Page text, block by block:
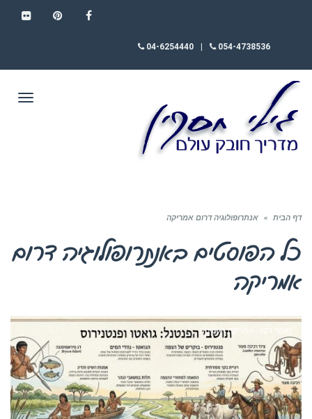
054-4738536
04-6254440
דף הבית » אנתרופולוגיה דרום אמריקה
כל הפוסטים באנתרופולוגיה דרום
אמריקה
חומר רקע - אמריקה הלטינית